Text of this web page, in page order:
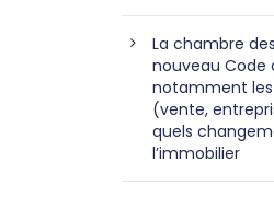
La chambre
nouveau Code
notamment
(vente,
quels
l’immobilier